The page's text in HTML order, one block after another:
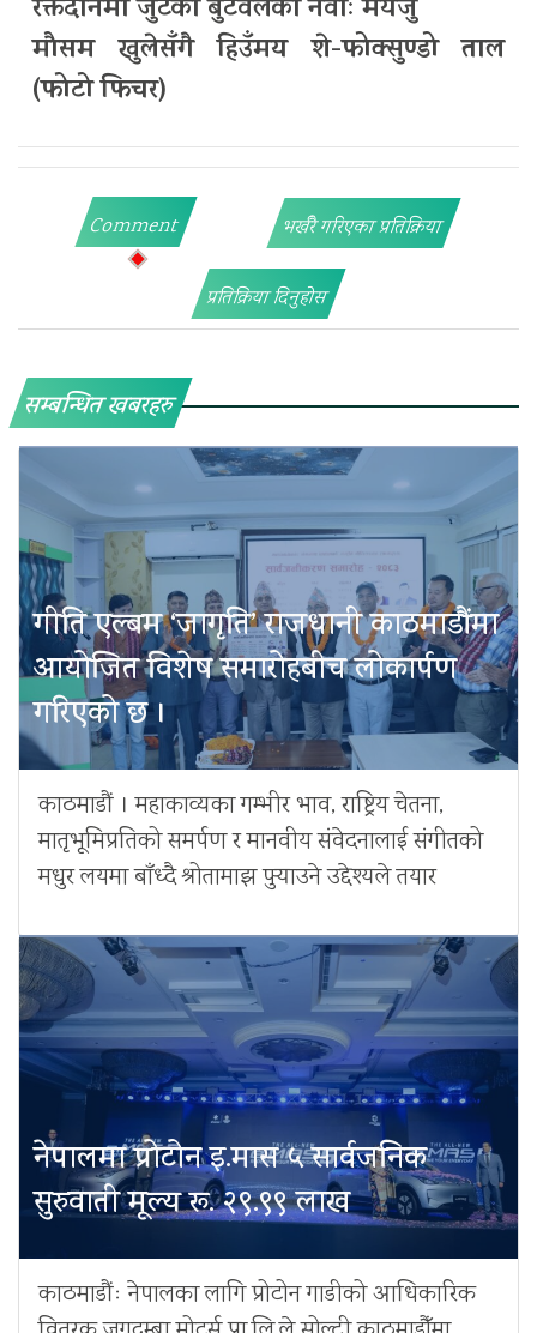
रक्तदानमा जुटेका बुटवलका नेवाः मयजु
मौसम खुलेसँगै हिउँमय शे-फोक्सुण्डो ताल
(फोटो फिचर)
Comment भर्खरै गरिएका प्रतिक्रिया
प्रतिक्रिया दिनुहोस
सम्बन्धित खबरहरु
गीति एल्बम ‘जागृति’ राजधानी काठमाडौंमा
आयोजित विशेष समारोहबीच लोकार्पण
गरिएको छ ।
काठमाडौं । महाकाव्यका गम्भीर भाव, राष्ट्रिय चेतना,
मातृभूमिप्रतिको समर्पण र मानवीय संवेदनालाई संगीतको
मधुर लयमा बाँध्दै श्रोतामाझ पुर्‍याउने उद्देश्यले तयार
नेपालमा प्रोटोन इ.मास ५ सार्वजनिक
सुरुवाती मूल्य रू. २९.९९ लाख
काठमाडौंः नेपालका लागि प्रोटोन गाडीको आधिकारिक